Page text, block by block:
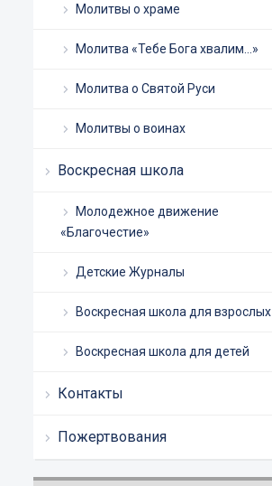
Молитвы о храме
Молитва «Тебе Бога хвалим…»
Молитва о Святой Руси
Молитвы о воинах
Воскресная школа
Молодежное движение
«Благочестие»
Детские Журналы
Воскресная школа для взрослых
Воскресная школа для детей
Контакты
Пожертвования